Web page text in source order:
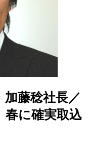
藤稔社長／
春に確実取込